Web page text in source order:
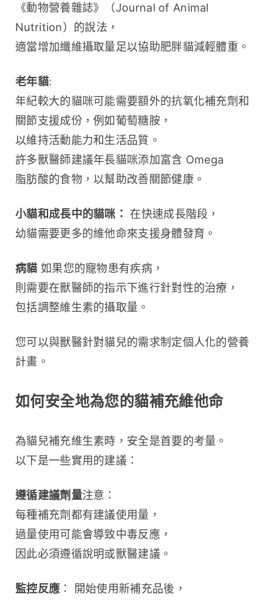
《動物營養雜誌》（Journal of Animal
Nutrition）的說法，
適當增加纖維攝取量足以協助肥胖貓減輕體重。
老年貓:
年紀較大的貓咪可能需要額外的抗氧化補充劑和
關節支援成份，例如葡萄糖胺，
以維持活動能力和生活品質。
許多獸醫師建議年長貓咪添加富含 Omega
脂肪酸的食物，以幫助改善關節健康。
小貓和成長中的貓咪： 在快速成長階段，
幼貓需要更多的維他命來支援身體發育。
病貓 如果您的寵物患有疾病，
則需要在獸醫師的指示下進行針對性的治療，
包括調整維生素的攝取量。
您可以與獸醫針對貓兒的需求制定個人化的營養
計畫。
如何安全地為您的貓補充維他命
為貓兒補充維生素時，安全是首要的考量。
以下是一些實用的建議：
遵循建議劑量注意：
每種補充劑都有建議使用量，
過量使用可能會導致中毒反應，
因此必須遵循說明或獸醫建議。
監控反應 ： 開始使用新補充品後，